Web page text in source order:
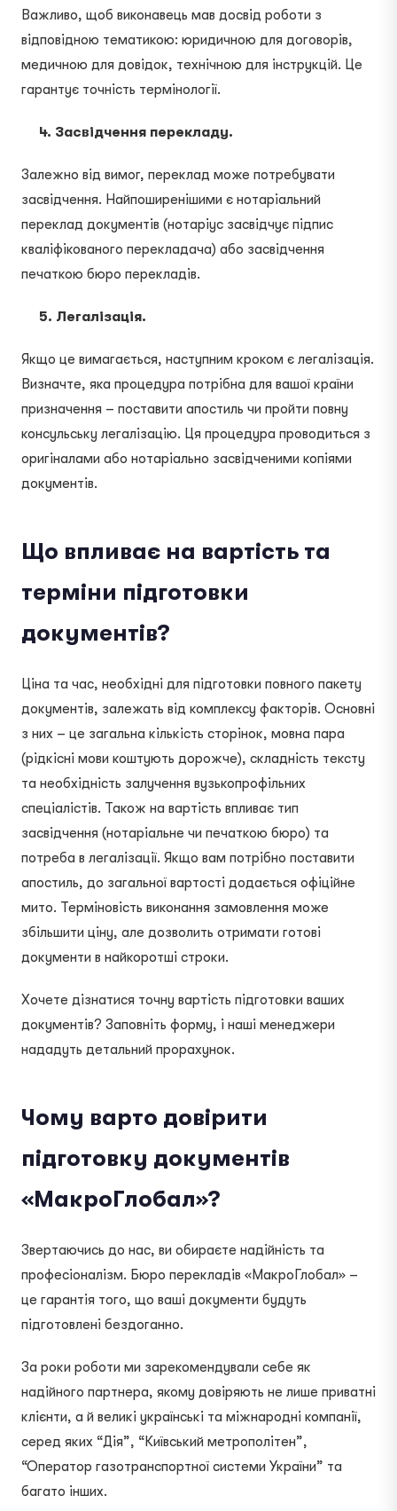
Важливо, щоб виконавець мав досвід роботи з
відповідною тематикою: юридичною для договорів,
медичною для довідок, технічною для інструкцій. Це
гарантує точність термінології.
4. Засвідчення перекладу.
Залежно від вимог, переклад може потребувати
засвідчення. Найпоширенішими є нотаріальний
переклад документів (нотаріус засвідчує підпис
кваліфікованого перекладача) або засвідчення
печаткою бюро перекладів.
5. Легалізація.
Якщо це вимагається, наступним кроком є легалізація.
Визначте, яка процедура потрібна для вашої країни
призначення – поставити апостиль чи пройти повну
консульську легалізацію. Ця процедура проводиться з
оригіналами або нотаріально засвідченими копіями
документів.
Що впливає на вартість та
терміни підготовки
документів?
Ціна та час, необхідні для підготовки повного пакету
документів, залежать від комплексу факторів. Основні
з них – це загальна кількість сторінок, мовна пара
(рідкісні мови коштують дорожче), складність тексту
та необхідність залучення вузькопрофільних
спеціалістів. Також на вартість впливає тип
засвідчення (нотаріальне чи печаткою бюро) та
потреба в легалізації. Якщо вам потрібно поставити
апостиль, до загальної вартості додається офіційне
мито. Терміновість виконання замовлення може
збільшити ціну, але дозволить отримати готові
документи в найкоротші строки.
Хочете дізнатися точну вартість підготовки ваших
документів? Заповніть форму, і наші менеджери
нададуть детальний прорахунок.
Чому варто довірити
підготовку документів
«МакроГлобал»?
Звертаючись до нас, ви обираєте надійність та
професіоналізм. Бюро перекладів «МакроГлобал» –
це гарантія того, що ваші документи будуть
підготовлені бездоганно.
За роки роботи ми зарекомендували себе як
надійного партнера, якому довіряють не лише приватні
клієнти, а й великі українські та міжнародні компанії,
серед яких “Дія”, “Київський метрополітен”,
“Оператор газотранспортної системи України” та
багато інших.